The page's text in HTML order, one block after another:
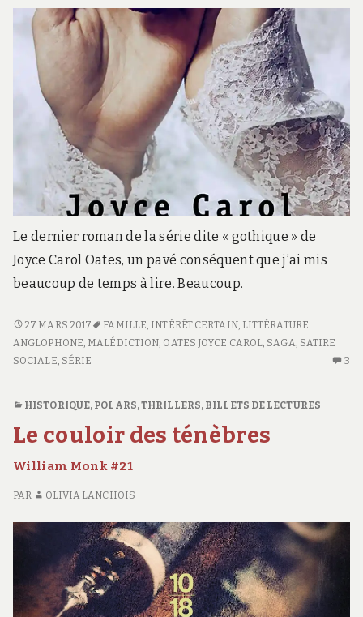
SUBTITLE">BRUNA
HUSKY
#3</SPAN>
Le dernier roman de la série dite « gothique » de
Joyce Carol Oates, un pavé conséquent que j’ai mis
beaucoup de temps à lire. Beaucoup.
MAUDITS
27 MARS 2017 FAMILLE, INTÉRÊT CERTAIN, LITTÉRATURE
ANGLOPHONE, MALÉDICTION, OATES JOYCE CAROL, SAGA, SATIRE
SOCIALE, SÉRIE 3
HISTORIQUE, POLARS, THRILLERS, BILLETS DE LECTURES
Le couloir des ténèbres
William Monk #21
PAR OLIVIA LANCHOIS